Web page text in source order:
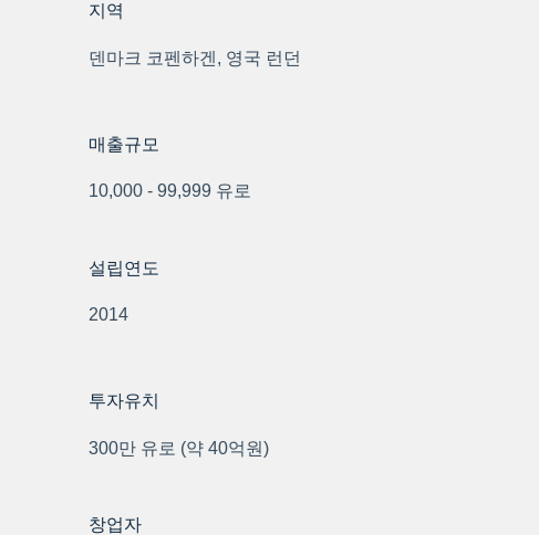
지역
덴마크 코펜하겐, 영국 런던
매출규모
10,000 - 99,999 유로
설립연도
2014
투자유치
300만 유로 (약 40억원)
창업자